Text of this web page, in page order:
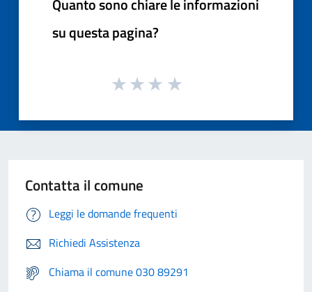
su questa pagina?
Contatta il comune
Leggi le domande frequenti
Richiedi Assistenza
Chiama il comune 030 89291